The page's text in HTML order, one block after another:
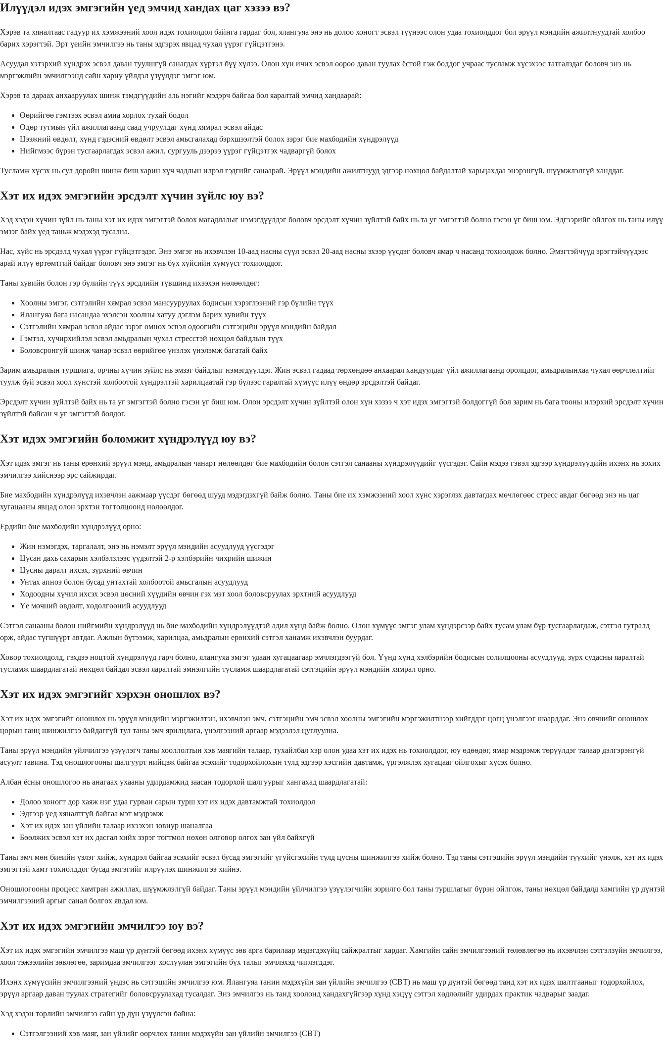
Илүүдэл идэх эмгэгийн үед эмчид хандах цаг хэзээ вэ?
Хэрэв та хяналтаас гадуур их хэмжээний хоол идэх тохиолдол байнга гардаг бол, ялангуяа энэ нь долоо хоногт эсвэл түүнээс олон удаа тохиолддог бол эрүүл мэндийн ажилтнуудтай холбоо
барих хэрэгтэй. Эрт үеийн эмчилгээ нь таны эдгэрэх явцад чухал үүрэг гүйцэтгэнэ.
Асуудал хэтэрхий хүндрэх эсвэл даван туулшгүй санагдах хүртэл бүү хүлээ. Олон хүн ичих эсвэл өөрөө даван туулах ёстой гэж боддог учраас тусламж хүсэхээс татгалздаг боловч энэ нь
мэргэжлийн эмчилгээнд сайн хариу үйлдэл үзүүлдэг эмгэг юм.
Хэрэв та дараах анхааруулах шинж тэмдгүүдийн аль нэгийг мэдэрч байгаа бол яаралтай эмчид хандаарай:
Өөрийгөө гэмтээх эсвэл амиа хорлох тухай бодол
Өдөр тутмын үйл ажиллагаанд саад учруулдаг хүнд хямрал эсвэл айдас
Цээжний өвдөлт, хүнд гэдэсний өвдөлт эсвэл амьсгалахад бэрхшээлтэй болох зэрэг бие махбодийн хүндрэлүүд
Нийгмээс бүрэн тусгаарлагдах эсвэл ажил, сургууль дээрээ үүрэг гүйцэтгэх чадваргүй болох
Тусламж хүсэх нь сул доройн шинж биш харин хүч чадлын илрэл гэдгийг санаарай. Эрүүл мэндийн ажилтнууд эдгээр нөхцөл байдалтай харьцахдаа энэрэнгүй, шүүмжлэлгүй ханддаг.
Хэт их идэх эмгэгийн эрсдэлт хүчин зүйлс юу вэ?
Хэд хэдэн хүчин зүйл нь таны хэт их идэх эмгэгтэй болох магадлалыг нэмэгдүүлдэг боловч эрсдэлт хүчин зүйлтэй байх нь та уг эмгэгтэй болно гэсэн үг биш юм. Эдгээрийг ойлгох нь таны илүү
эмзэг байх үед таньж мэдэхэд тусална.
Нас, хүйс нь эрсдэлд чухал үүрэг гүйцэтгэдэг. Энэ эмгэг нь ихэвчлэн 10-аад насны сүүл эсвэл 20-аад насны эхээр үүсдэг боловч ямар ч насанд тохиолдож болно. Эмэгтэйчүүд эрэгтэйчүүдээс
арай илүү өртөмтгий байдаг боловч энэ эмгэг нь бүх хүйсийн хүмүүст тохиолддог.
Таны хувийн болон гэр бүлийн түүх эрсдлийн түвшинд ихээхэн нөлөөлдөг:
Хоолны эмгэг, сэтгэлийн хямрал эсвэл мансууруулах бодисын хэрэглээний гэр бүлийн түүх
Ялангуяа бага насандаа эхэлсэн хоолны хатуу дэглэм барих хувийн түүх
Сэтгэлийн хямрал эсвэл айдас зэрэг өмнөх эсвэл одоогийн сэтгэцийн эрүүл мэндийн байдал
Гэмтэл, хүчирхийлэл эсвэл амьдралын чухал стресстэй нөхцөл байдлын түүх
Боловсронгуй шинж чанар эсвэл өөрийгөө үнэлэх үнэлэмж багатай байх
Зарим амьдралын туршлага, орчны хүчин зүйлс нь эмзэг байдлыг нэмэгдүүлдэг. Жин эсвэл гадаад төрхөндөө анхаарал хандуулдаг үйл ажиллагаанд оролцдог, амьдралынхаа чухал өөрчлөлтийг
туулж буй эсвэл хоол хүнстэй холбоотой хүндрэлтэй харилцаатай гэр бүлээс гаралтай хүмүүс илүү өндөр эрсдэлтэй байдаг.
Эрсдэлт хүчин зүйлтэй байх нь та уг эмгэгтэй болно гэсэн үг биш юм. Олон эрсдэлт хүчин зүйлтэй олон хүн хэзээ ч хэт идэх эмгэгтэй болдоггүй бол зарим нь бага тооны илэрхий эрсдэлт хүчин
зүйлтэй байсан ч уг эмгэгтэй болдог.
Хэт идэх эмгэгийн боломжит хүндрэлүүд юу вэ?
Хэт идэх эмгэг нь таны ерөнхий эрүүл мэнд, амьдралын чанарт нөлөөлдөг бие махбодийн болон сэтгэл санааны хүндрэлүүдийг үүсгэдэг. Сайн мэдээ гэвэл эдгээр хүндрэлүүдийн ихэнх нь зохих
эмчилгээ хийснээр эрс сайжирдаг.
Бие махбодийн хүндрэлүүд ихэвчлэн аажмаар үүсдэг бөгөөд шууд мэдэгдэхгүй байж болно. Таны бие их хэмжээний хоол хүнс хэрэглэх давтагдах мөчлөгөөс стресс авдаг бөгөөд энэ нь цаг
хугацааны явцад олон эрхтэн тогтолцоонд нөлөөлдөг.
Ердийн бие махбодийн хүндрэлүүд орно:
Жин нэмэгдэх, таргалалт, энэ нь нэмэлт эрүүл мэндийн асуудлууд үүсгэдэг
Цусан дахь сахарын хэлбэлзлээс үүдэлтэй 2-р хэлбэрийн чихрийн шижин
Цусны даралт ихсэх, зүрхний өвчин
Унтах апноэ болон бусад унтахтай холбоотой амьсгалын асуудлууд
Ходоодны хүчил ихсэх эсвэл цөсний хүүдийн өвчин гэх мэт хоол боловсруулах эрхтний асуудлууд
Үе мөчний өвдөлт, хөдөлгөөний асуудлууд
Сэтгэл санааны болон нийгмийн хүндрэлүүд нь бие махбодийн хүндрэлүүдтэй адил хүнд байж болно. Олон хүмүүс эмгэг улам хүндэрсээр байх тусам улам бүр тусгаарлагдаж, сэтгэл гутралд
орж, айдас түгшүүрт автдаг. Ажлын бүтээмж, харилцаа, амьдралын ерөнхий сэтгэл ханамж ихэвчлэн буурдаг.
Ховор тохиолдолд, гэхдээ ноцтой хүндрэлүүд гарч болно, ялангуяа эмгэг удаан хугацаагаар эмчлэгдээгүй бол. Үүнд хүнд хэлбэрийн бодисын солилцооны асуудлууд, зүрх судасны яаралтай
тусламж шаардлагатай нөхцөл байдал эсвэл яаралтай эмнэлгийн тусламж шаардлагатай сэтгэцийн эрүүл мэндийн хямрал орно.
Хэт их идэх эмгэгийг хэрхэн оношлох вэ?
Хэт их идэх эмгэгийг оношлох нь эрүүл мэндийн мэргэжилтэн, ихэвчлэн эмч, сэтгэцийн эмч эсвэл хоолны эмгэгийн мэргэжилтнээр хийгддэг цогц үнэлгээг шаарддаг. Энэ өвчнийг оношлох
цорын ганц шинжилгээ байдаггүй тул таны эмч ярилцлага, үнэлгээний аргаар мэдээлэл цуглуулна.
Таны эрүүл мэндийн үйлчилгээ үзүүлэгч таны хооллолтын хэв маягийн талаар, тухайлбал хэр олон удаа хэт их идэх нь тохиолддог, юу өдөөдөг, ямар мэдрэмж төрүүлдэг талаар дэлгэрэнгүй
асуулт тавина. Тэд оношлогооны шалгуурт нийцэж байгаа эсэхийг тодорхойлохын тулд эдгээр хэсгийн давтамж, үргэлжлэх хугацааг ойлгохыг хүсэх болно.
Албан ёсны оношлогоо нь анагаах ухааны удирдамжид заасан тодорхой шалгуурыг хангахад шаардлагатай:
Долоо хоногт дор хаяж нэг удаа гурван сарын турш хэт их идэх давтамжтай тохиолдол
Эдгээр үед хяналтгүй байгаа мэт мэдрэмж
Хэт их идэх зан үйлийн талаар ихээхэн зовиур шаналгаа
Бөөлжих эсвэл хэт их дасгал хийх зэрэг тогтмол нөхөн олговор олгох зан үйл байхгүй
Таны эмч мөн биеийн үзлэг хийж, хүндрэл байгаа эсэхийг эсвэл бусад эмгэгийг үгүйсгэхийн тулд цусны шинжилгээ хийж болно. Тэд таны сэтгэцийн эрүүл мэндийн түүхийг үнэлж, хэт их идэх
эмгэгтэй хамт тохиолддог бусад эмгэгийг илрүүлэх шинжилгээ хийнэ.
Оношлогооны процесс хамтран ажиллах, шүүмжлэлгүй байдаг. Таны эрүүл мэндийн үйлчилгээ үзүүлэгчийн зорилго бол таны туршлагыг бүрэн ойлгож, таны нөхцөл байдалд хамгийн үр дүнтэй
эмчилгээний аргыг санал болгох явдал юм.
Хэт их идэх эмгэгийн эмчилгээ юу вэ?
Хэт их идэх эмгэгийн эмчилгээ маш үр дүнтэй бөгөөд ихэнх хүмүүс зөв арга барилаар мэдэгдэхүйц сайжралтыг хардаг. Хамгийн сайн эмчилгээний төлөвлөгөө нь ихэвчлэн сэтгэлзүйн эмчилгээ,
хоол тэжээлийн зөвлөгөө, заримдаа эмчилгээг хослуулан эмгэгийн бүх талыг эмчлэхэд чиглэгддэг.
Ихэнх хүмүүсийн эмчилгээний үндэс нь сэтгэцийн эмчилгээ юм. Ялангуяа танин мэдэхүйн зан үйлийн эмчилгээ (CBT) нь маш үр дүнтэй бөгөөд танд хэт их идэх шалтгааныг тодорхойлох,
эрүүл аргаар даван туулах стратегийг боловсруулахад тусалдаг. Энэ эмчилгээ нь танд хоолонд хандахгүйгээр хүнд хэцүү сэтгэл хөдлөлийг удирдах практик чадварыг заадаг.
Хэд хэдэн төрлийн эмчилгээ сайн үр дүн үзүүлсэн байна:
Сэтгэлгээний хэв маяг, зан үйлийг өөрчлөх танин мэдэхүйн зан үйлийн эмчилгээ (CBT)